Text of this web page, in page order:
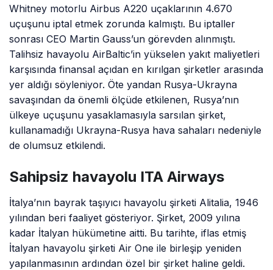
Whitney motorlu Airbus A220 uçaklarının 4.670
uçuşunu iptal etmek zorunda kalmıştı. Bu iptaller
sonrası CEO Martin Gauss’un görevden alınmıştı.
Talihsiz havayolu AirBaltic’in yükselen yakıt maliyetleri
karşısında finansal açıdan en kırılgan şirketler arasında
yer aldığı söyleniyor. Öte yandan Rusya-Ukrayna
savaşından da önemli ölçüde etkilenen, Rusya’nın
ülkeye uçuşunu yasaklamasıyla sarsılan şirket,
kullanamadığı Ukrayna-Rusya hava sahaları nedeniyle
de olumsuz etkilendi.
Sahipsiz havayolu ITA Airways
İtalya’nın bayrak taşıyıcı havayolu şirketi Alitalia, 1946
yılından beri faaliyet gösteriyor. Şirket, 2009 yılına
kadar İtalyan hükümetine aitti. Bu tarihte, iflas etmiş
İtalyan havayolu şirketi Air One ile birleşip yeniden
yapılanmasının ardından özel bir şirket haline geldi.